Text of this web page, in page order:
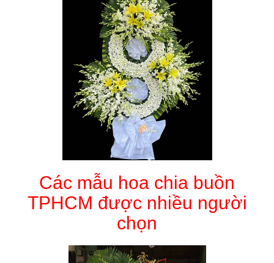
Các mẫu hoa chia buồn
TPHCM được nhiều người
chọn